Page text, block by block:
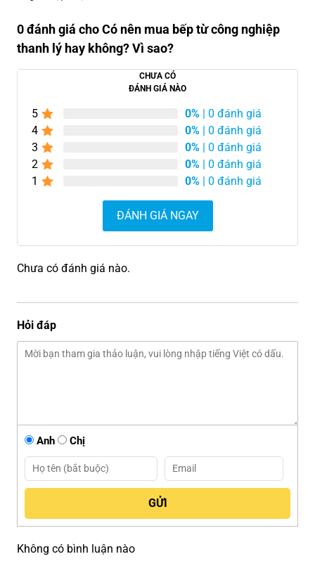
0 đánh giá cho Có nên mua bếp từ công nghiệp
thanh lý hay không? Vì sao?
CHƯA CÓ
ĐÁNH GIÁ NÀO
5 0% | 0 đánh giá
4
0% | 0 đánh giá
3
0% | 0 đánh giá
2
0% | 0 đánh giá
1
0% | 0 đánh giá
ĐÁNH GIÁ NGAY
Chưa có đánh giá nào.
Hỏi đáp
Anh Chị
Không có bình luận nào